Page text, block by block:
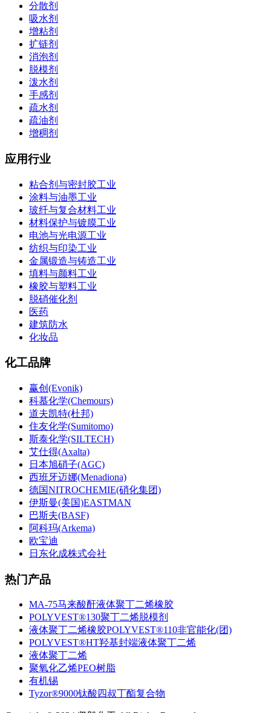
分散剂
吸水剂
增粘剂
扩链剂
消泡剂
脱模剂
泼水剂
手感剂
疏水剂
疏油剂
增稠剂
应用行业
粘合剂与密封胶工业
涂料与油墨工业
玻纤与复合材料工业
材料保护与镀膜工业
电池与光电源工业
纺织与印染工业
金属锻造与铸造工业
填料与颜料工业
橡胶与塑料工业
脱硝催化剂
医药
建筑防水
化妆品
化工品牌
赢创(Evonik)
科慕化学(Chemours)
道夫凯特(杜邦)
住友化学(Sumitomo)
斯泰化学(SILTECH)
艾仕得(Axalta)
日本旭硝子(AGC)
西班牙迈娜(Menadiona)
德国NITROCHEMIE(硝化集团)
伊斯曼(美国)EASTMAN
巴斯夫(BASF)
阿科玛(Arkema)
欧宝迪
日东化成株式会社
热门产品
MA-75马来酸酐液体聚丁二烯橡胶
POLYVEST®130聚丁二烯脱模剂
液体聚丁二烯橡胶POLYVEST®110非官能化(团)
POLYVEST®HT羟基封端液体聚丁二烯
液体聚丁二烯
聚氧化乙烯PEO树脂
有机锡
Tyzor®9000钛酸四叔丁酯复合物